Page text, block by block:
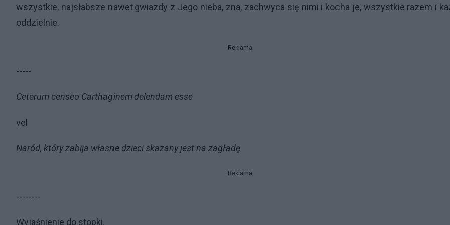
wszystkie, najsłabsze nawet gwiazdy z Jego nieba, zna, zachwyca się nimi i kocha je, wszystkie razem i
oddzielnie.
Reklama
-----
Ceterum censeo Carthaginem delendam esse
vel
Naród, który zabija własne dzieci skazany jest na zagładę
Reklama
--------
Wyjaśnienie do stopki.